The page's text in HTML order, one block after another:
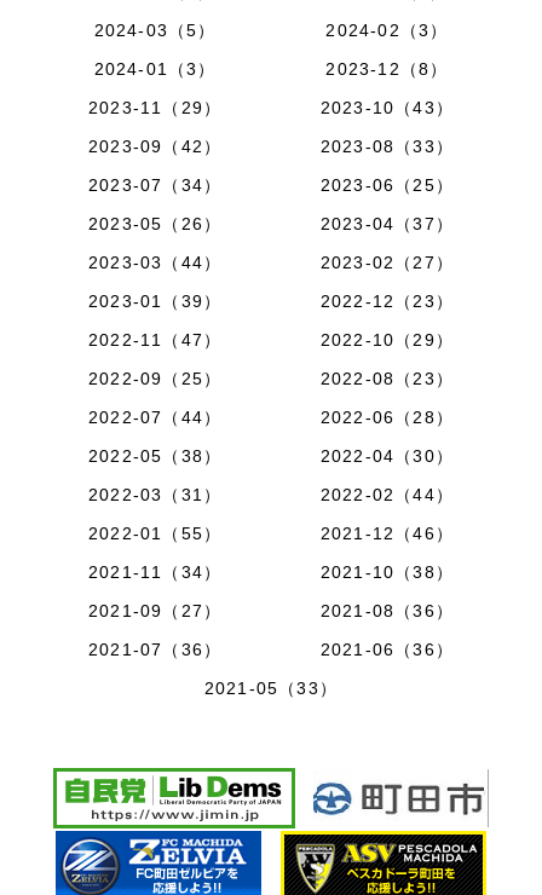
2024-03（5）
2024-02（3）
2024-01（3）
2023-12（8）
2023-11（29）
2023-10（43）
2023-09（42）
2023-08（33）
2023-07（34）
2023-06（25）
2023-05（26）
2023-04（37）
2023-03（44）
2023-02（27）
2023-01（39）
2022-12（23）
2022-11（47）
2022-10（29）
2022-09（25）
2022-08（23）
2022-07（44）
2022-06（28）
2022-05（38）
2022-04（30）
2022-03（31）
2022-02（44）
2022-01（55）
2021-12（46）
2021-11（34）
2021-10（38）
2021-09（27）
2021-08（36）
2021-07（36）
2021-06（36）
2021-05（33）